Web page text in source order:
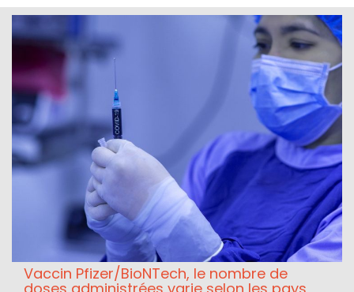
Vaccin Pfizer/BioNTech, le nombre de